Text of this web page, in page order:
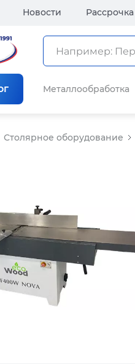
Новости Рассрочка
Металлообработка
Столярное оборудование